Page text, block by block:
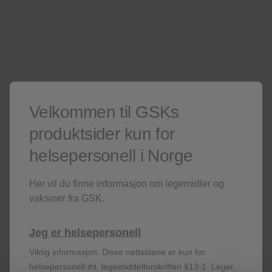
Registrer deg!
Få siste nytt om våre produkter og terapiområder,
Velkommen til GSKs
produktsider kun for
helsepersonell i Norge
Her vil du finne informasjon om legemidler og
vaksiner fra GSK.
Jeg er helsepersonell
Viktig informasjon: Disse nettsidene er kun for
helsepersonell iht. legemiddelforskriften §13-1. Leger,